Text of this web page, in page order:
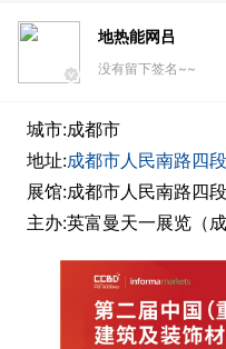
地热能网吕
没有留下签名~~
城市:成都市
地址:成都市人民南路四
展馆:成都市人民南路四
主办:英富曼天一展览（